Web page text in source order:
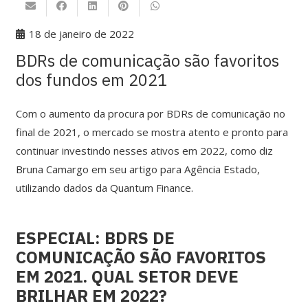
18 de janeiro de 2022
BDRs de comunicação são favoritos
dos fundos em 2021
Com o aumento da procura por BDRs de comunicação no
final de 2021, o mercado se mostra atento e pronto para
continuar investindo nesses ativos em 2022, como diz
Bruna Camargo em seu artigo para Agência Estado,
utilizando dados da Quantum Finance.
ESPECIAL: BDRS DE
COMUNICAÇÃO SÃO FAVORITOS
EM 2021. QUAL SETOR DEVE
BRILHAR EM 2022?